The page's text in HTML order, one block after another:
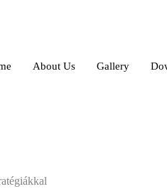
About Us Gallery